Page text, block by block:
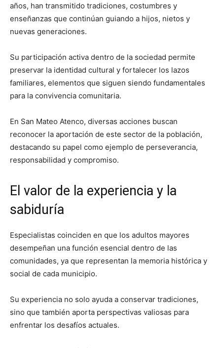
años, han transmitido tradiciones, costumbres y
enseñanzas que continúan guiando a hijos, nietos y
nuevas generaciones.
Su participación activa dentro de la sociedad permite
preservar la identidad cultural y fortalecer los lazos
familiares, elementos que siguen siendo fundamentales
para la convivencia comunitaria.
En San Mateo Atenco, diversas acciones buscan
reconocer la aportación de este sector de la población,
destacando su papel como ejemplo de perseverancia,
responsabilidad y compromiso.
El valor de la experiencia y la
sabiduría
Especialistas coinciden en que los adultos mayores
desempeñan una función esencial dentro de las
comunidades, ya que representan la memoria histórica y
social de cada municipio.
Su experiencia no solo ayuda a conservar tradiciones,
sino que también aporta perspectivas valiosas para
enfrentar los desafíos actuales.